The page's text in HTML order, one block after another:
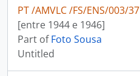
PT /AMVLC /FS/ENS/003/37
[entre 1944 e 1946]
Part ofFoto Sousa
Untitled